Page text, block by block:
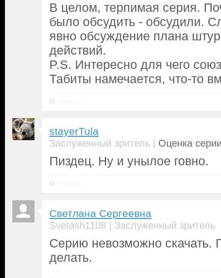
В целом, терпимая серия.
было обсудить - обсудили.
явно обсуждение плана
действий.
P.S. Интересно для чего
Табиты намечается, что-то
stayerTula
Заслуженный зритель | Оценка
Пиздец. Ну и унылое говно.
Светлана Сергеевна
Svetash1108 | Заслуженный зритель
Серию невозможно скачать.
делать.